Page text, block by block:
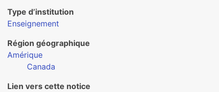
Type d’institution
Enseignement
Région géographique
Amérique
Canada
Lien vers cette notice